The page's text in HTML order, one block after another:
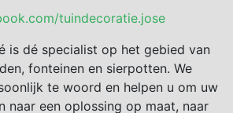
tuindecoratie.jose
is dé specialist op het gebied van
fonteinen en sierpotten. We
te woord en helpen u om uw
naar een oplossing op maat, naar